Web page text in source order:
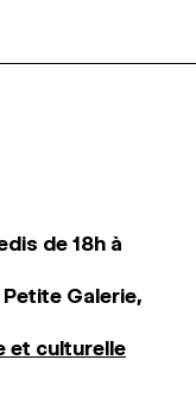
de 18h à
Galerie,
et culturelle